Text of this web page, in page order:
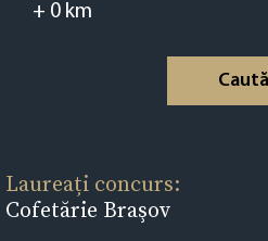
+ 0km
Caută
Laureați concurs:
Cofetărie Braşov